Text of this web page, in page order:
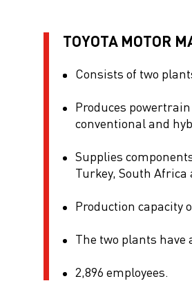
TOYOTA MOTOR
Consists of two
Produces
conventional and
Supplies
Turkey, South Africa
Production capacity
The two plants have
2,896 employees.